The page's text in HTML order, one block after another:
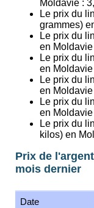
Moldavie :
Le prix du
grammes)
Le prix du
en Moldavie
Le prix du
en Moldavie
Le prix du
en Moldavie
Le prix du
en Moldavie
Le prix du
kilos) en
Prix de
mois dernier
Date